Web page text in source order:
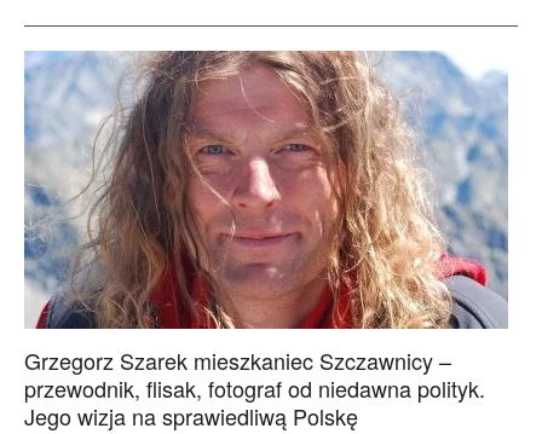
Grzegorz Szarek mieszkaniec Szczawnicy –
przewodnik, flisak, fotograf od niedawna polityk.
Jego wizja na sprawiedliwą Polskę